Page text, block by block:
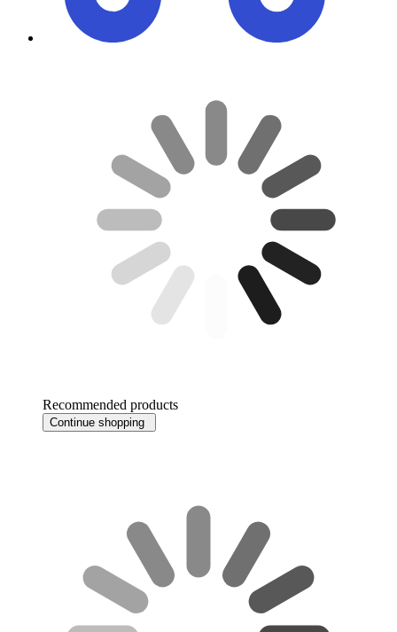
Recommended products
Continue shopping